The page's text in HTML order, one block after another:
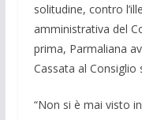
solitudine, contro
amministrativa del
prima, Parmaliana
Cassata al
“Non si è mai visto